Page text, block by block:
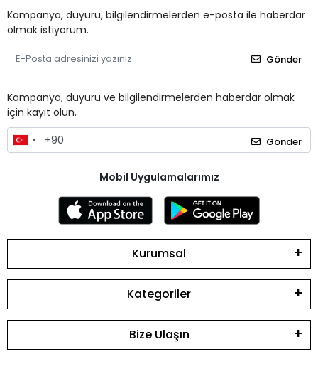
Kampanya, duyuru, bilgilendirmelerden e-posta ile haberdar
olmak istiyorum.
Gönder
Kampanya, duyuru ve bilgilendirmelerden haberdar olmak
için kayıt olun.
Gönder
Mobil Uygulamalarımız
Kurumsal
Kategoriler
Bize Ulaşın